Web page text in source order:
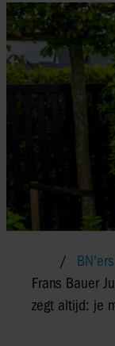
BN'ers
Frans Bauer
zegt altijd: je